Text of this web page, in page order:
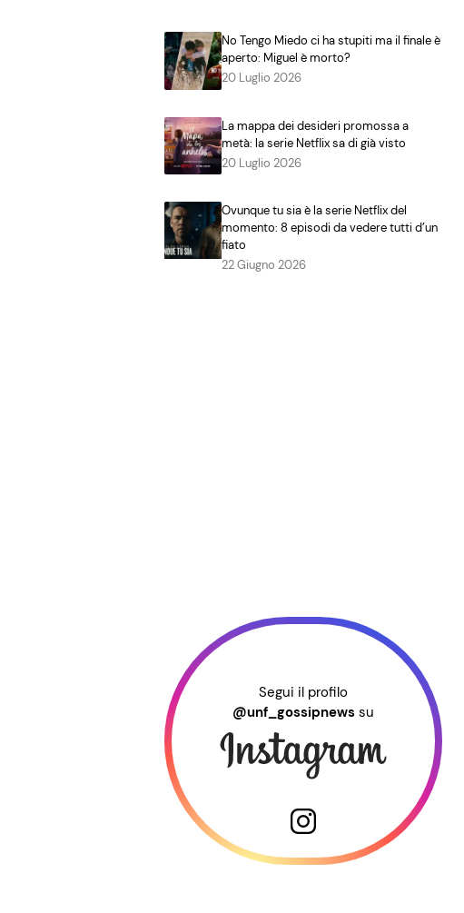
No Tengo Miedo ci ha stupiti ma il finale è
aperto: Miguel è morto?
20 Luglio 2026
La mappa dei desideri promossa a
metà: la serie Netflix sa di già visto
20 Luglio 2026
Ovunque tu sia è la serie Netflix del
momento: 8 episodi da vedere tutti d’un
fiato
22 Giugno 2026
Segui il profilo
@unf_gossipnews su